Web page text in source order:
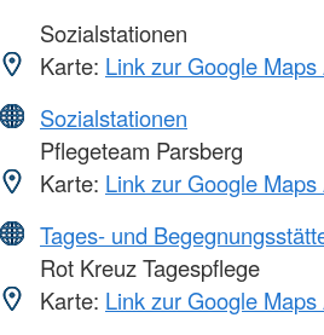
Sozialstationen
Karte: Link zur Google
Sozialstationen
Pflegeteam Parsberg
Karte: Link zur Google
Tages- und
Rot Kreuz Tagespflege
Karte: Link zur Google